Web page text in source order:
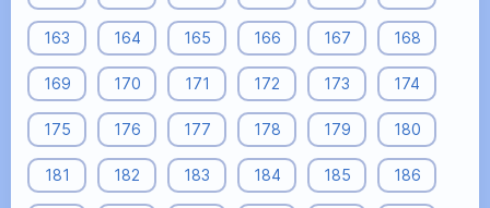
163 164 165 166 167 168
169 170 171 172 173 174
175 176 177 178 179 180
181 182 183 184 185 186